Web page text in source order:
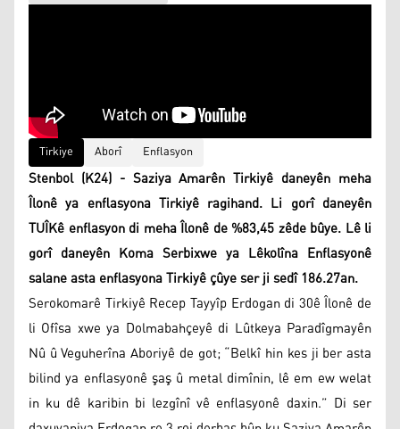
Tirkiye Aborî Enflasyon
Stenbol (K24) - Saziya Amarên Tirkiyê daneyên meha
Îlonê ya enflasyona Tirkiyê ragihand. Li gorî daneyên
TUÎKê enflasyon di meha Îlonê de %83,45 zêde bûye. Lê li
gorî daneyên Koma Serbixwe ya Lêkolîna Enflasyonê
salane asta enflasyona Tirkiyê çûye ser ji sedî 186.27an.
Serokomarê Tirkiyê Recep Tayyîp Erdogan di 30ê Îlonê de
li Ofîsa xwe ya Dolmabahçeyê di Lûtkeya Paradîgmayên
Nû û Veguherîna Aboriyê de got; “Belkî hin kes ji ber asta
bilind ya enflasyonê şaş û metal dimînin, lê em ew welat
in ku dê karibin bi lezgînî vê enflasyonê daxin.” Di ser